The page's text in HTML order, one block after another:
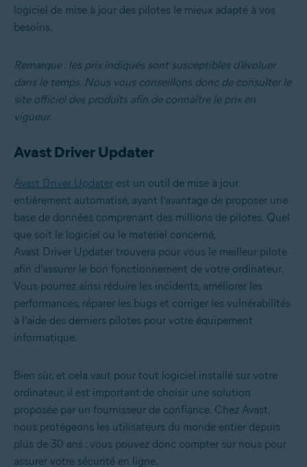
logiciel de mise à jour des pilotes le mieux adapté à vos
besoins.
Remarque : les prix indiqués sont susceptibles d’évoluer
dans le temps. Nous vous conseillons donc de consulter le
site officiel des produits afin de connaître le prix en
vigueur.
Avast Driver Updater
Avast Driver Updater est un outil de mise à jour
entièrement automatisé, ayant l’avantage de proposer une
base de données comprenant des millions de pilotes. Quel
que soit le logiciel ou le matériel concerné,
Avast Driver Updater trouvera pour vous le meilleur pilote
afin d’assurer le bon fonctionnement de votre ordinateur.
Vous pourrez ainsi réduire les incidents, améliorer les
performances, réparer les bugs et corriger les vulnérabilités
à l’aide des derniers pilotes pour votre équipement
informatique.
Bien sûr, et cela vaut pour tout logiciel installé sur votre
ordinateur, il est important de choisir une solution
proposée par un fournisseur de confiance. Chez Avast,
nous protégeons les utilisateurs du monde entier depuis
plus de 30 ans : vous pouvez donc compter sur nous pour
assurer votre sécurité en ligne.